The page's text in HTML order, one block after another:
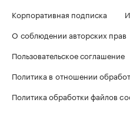
Корпоративная подписка
О соблюдении авторских прав
Пользовательское соглашение
Политика в отношении
Политика обработки файлов